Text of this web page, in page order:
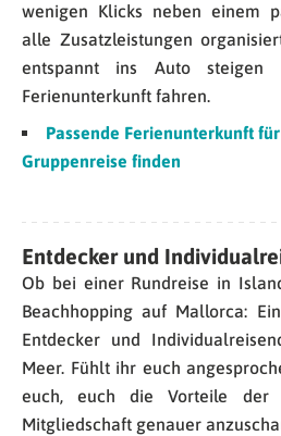
wenigen Klicks neben einem
alle Zusatzleistungen
entspannt ins Auto
Ferienunterkunft fahren.
Passende Ferienunterkunft
Gruppenreise finden
Entdecker und
Ob bei einer Rundreise in
Beachhopping auf Mallorca:
Entdecker und
Meer. Fühlt ihr euch
euch, euch die Vorteile der
Mitgliedschaft genauer